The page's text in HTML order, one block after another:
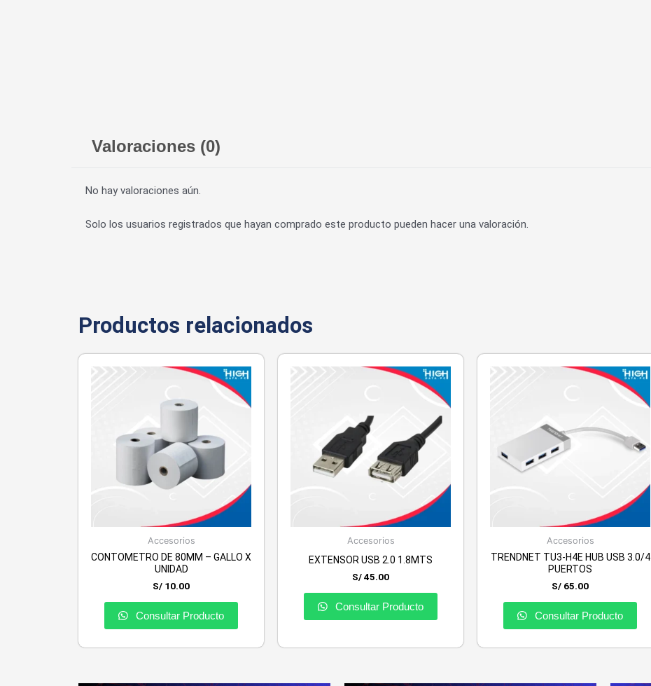
Valoraciones (0)
No hay valoraciones aún.
Solo los usuarios registrados que hayan comprado este producto pueden hacer una valoración.
Productos relacionados
Accesorios
CONTOMETRO DE 80MM – GALLO X
UNIDAD
S/ 10.00
Consultar Producto
Accesorios
EXTENSOR USB 2.0 1.8MTS
S/45.00
Consultar Producto
Accesorios
TRENDNET TU3-H4E HUB USB 3.0/4
PUERTOS
S/ 65.00
Consultar Producto